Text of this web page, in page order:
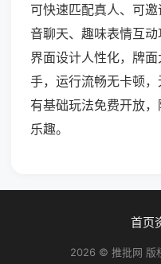
可快速匹配真人、可
音聊天、趣味表情互动
界面设计人性化，牌
手，运行流畅无卡顿
有基础玩法免费开放
乐趣。
首页
2026 © 推批网 版